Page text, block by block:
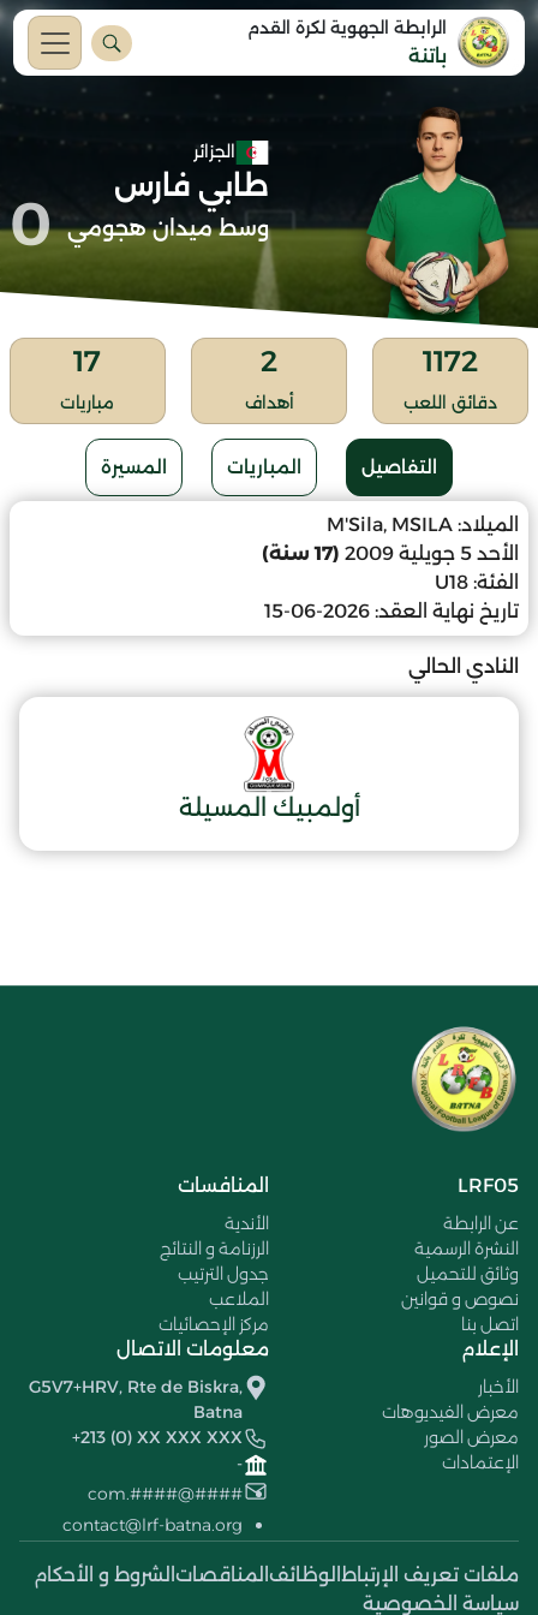
الرابطة الجهوية لكرة القدم
باتنة
الجزائر
طابي فارس
وسط ميدان هجومي 0
1172
دقائق اللعب
2
أهداف
17
مباريات
التفاصيل المباريات المسيرة
الميلاد: M'Sila, MSILA
الأحد 5 جويلية 2009
(17 سنة)
الفئة: U18
تاريخ نهاية العقد: 2026-06-15
النادي الحالي
أولمبيك المسيلة
LRF05
عن الرابطة
النشرة الرسمية
وثائق للتحميل
نصوص و قوانين
اتصل بنا
المنافسات
الأندية
الرزنامة و النتائج
جدول الترتيب
الملاعب
مركز الإحصائيات
الإعلام
الأخبار
معرض الفيديوهات
معرض الصور
الإعتمادات
معلومات الاتصال
G5V7+HRV, Rte de Biskra,
Batna
+213 (0) XX XXX XXX
-
####@####.com
contact@lrf-batna.org
ملفات تعريف الإرتباط الوظائف المناقصات الشروط و الأحكام
سياسة الخصوصية